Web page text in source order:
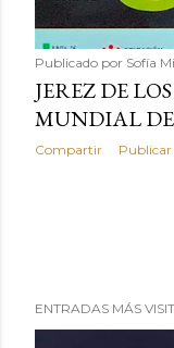
Publicado por Sofía
JEREZ DE
MUNDIAL
Compartir
ENTRADAS MÁS